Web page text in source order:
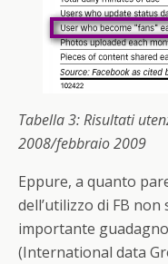
Tabella 3: Risultati
2008/febbraio 2009
Eppure, a quanto
dell’utilizzo di FB
importante
(International data